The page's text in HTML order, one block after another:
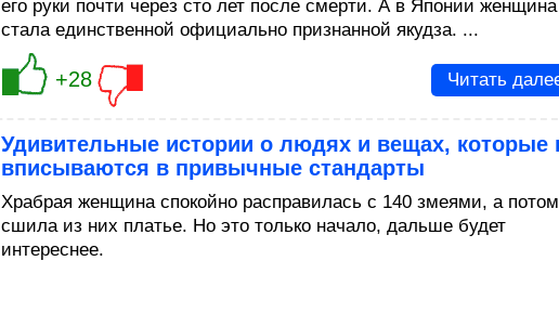
его руки почти через сто лет после смерти. А в Японии женщина
стала единственной официально признанной якудза. ...
+28 Читать
Удивительные истории о людях и вещах, которые
вписываются в привычные стандарты
Храбрая женщина спокойно расправилась с 140 змеями, а потом
сшила из них платье. Но это только начало, дальше будет
интереснее.